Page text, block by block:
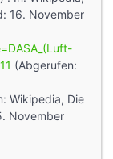
16. November
(Abgerufen:
Wikipedia, Die
November